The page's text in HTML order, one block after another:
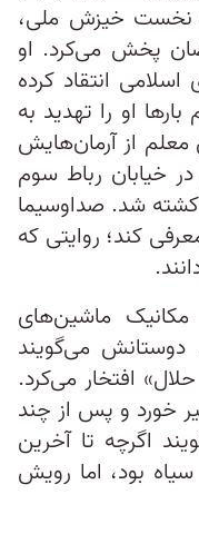
نخست خیزش ملی،
پخش می‌کرد. او
انتقاد کرده
او را تهدید به
معلم از آرمان‌هایش
و سرانجام ۱۹ دی در خیابان رباط‌ سوم
شد. صداوسیما
کند؛ روایتی که
مهندس مکانیک ماشین‌های
دوستانش می‌گویند
افتخار می‌کرد.
خورد و پس از چند
اگرچه تا آخرین
بود، اما رویش